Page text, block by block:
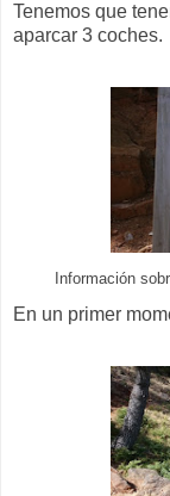
Tenemos que
aparcar 3 coches.
Información
En un primer